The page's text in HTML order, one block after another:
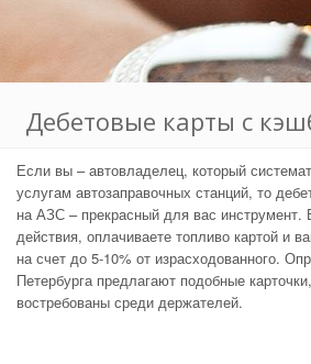
Дебетовые карты с
Если вы – автовладелец, который
услугам автозаправочных станций, то
на АЗС – прекрасный для вас
действия, оплачиваете топливо картой и
на счет до 5-10% от израсходованного.
Петербурга предлагают подобные
востребованы среди держателей.